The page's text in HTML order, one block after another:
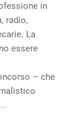
in
radio,
La
essere
– che